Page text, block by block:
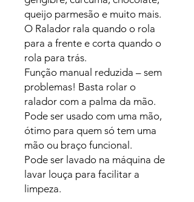
queijo parmesão e muito mais.
O Ralador rala quando o rola
para a frente e corta quando o
rola para trás.
Função manual reduzida – sem
problemas! Basta rolar o
ralador com a palma da mão.
Pode ser usado com uma mão,
ótimo para quem só tem uma
mão ou braço funcional.
Pode ser lavado na máquina de
lavar louça para facilitar a
limpeza.